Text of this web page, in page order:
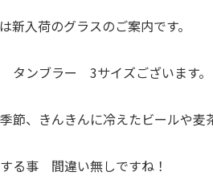
新入荷のグラスのご案内です。
タンブラー 3サイズございます。
節、きんきんに冷えたビールや麦
る事 間違い無しですね！